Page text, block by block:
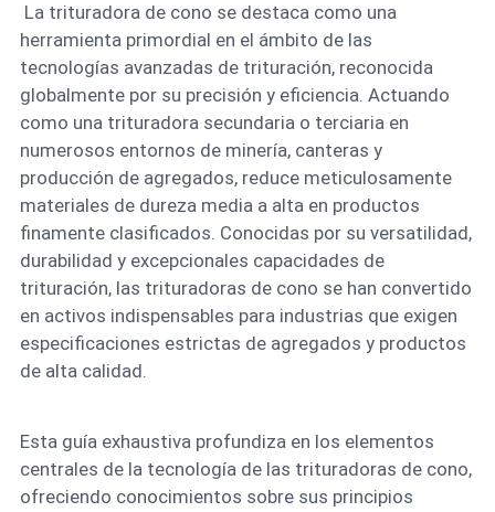
Español
La trituradora de cono se destaca como una
herramienta primordial en el ámbito de las
tecnologías avanzadas de trituración, reconocida
globalmente por su precisión y eficiencia. Actuando
como una trituradora secundaria o terciaria en
numerosos entornos de minería, canteras y
producción de agregados, reduce meticulosamente
materiales de dureza media a alta en productos
finamente clasificados. Conocidas por su versatilidad,
durabilidad y excepcionales capacidades de
trituración, las trituradoras de cono se han convertido
en activos indispensables para industrias que exigen
especificaciones estrictas de agregados y productos
de alta calidad.
Esta guía exhaustiva profundiza en los elementos
centrales de la tecnología de las trituradoras de cono,
ofreciendo conocimientos sobre sus principios